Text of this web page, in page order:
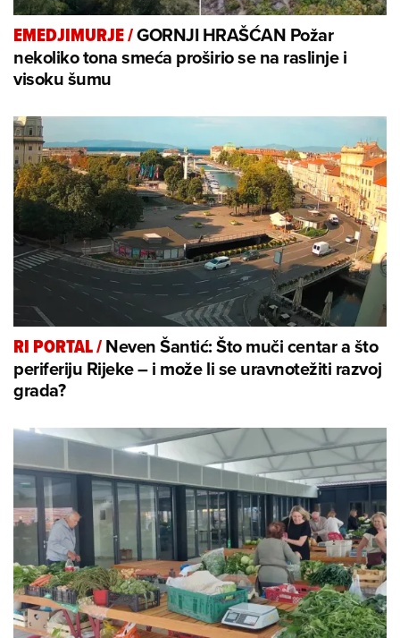
EMEDJIMURJE/GORNJI HRAŠĆAN Požar
nekoliko tona smeća proširio se na raslinje i
visoku šumu
RI PORTAL/Neven Šantić: Što muči centar a što
periferiju Rijeke – i može li se uravnotežiti razvoj
grada?